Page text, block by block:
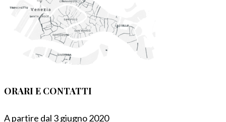
ORARI E CONTATTI
A partire dal 3 giugno 2020